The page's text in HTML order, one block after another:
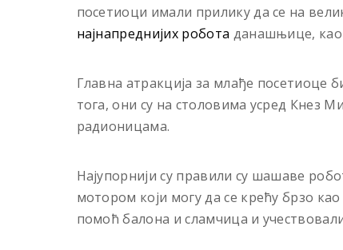
посетиоци имали прилику да се на
најнапреднијих робота данашњице, као
Главна атракција за млађе посетиоце
тога, они су на столовима усред Кнез
радионицама.
Најупорнији су правили су шашаве
мотором који могу да се крећу брзо
помоћ балона и сламчица и